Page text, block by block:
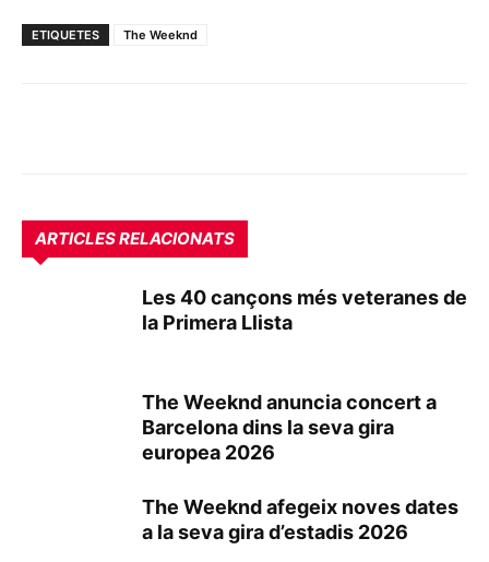
ETIQUETES The Weeknd
ARTICLES RELACIONATS
Les 40 cançons més veteranes de
la Primera Llista
The Weeknd anuncia concert a
Barcelona dins la seva gira
europea 2026
The Weeknd afegeix noves dates
a la seva gira d’estadis 2026